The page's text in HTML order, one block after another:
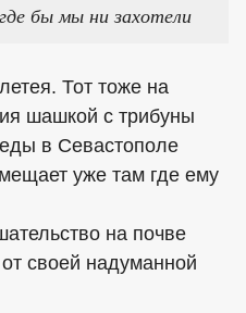
бы мы ни захотели
Тот тоже на
шашкой с трибуны
в Севастополе
уже там где ему
на почве
своей надуманной